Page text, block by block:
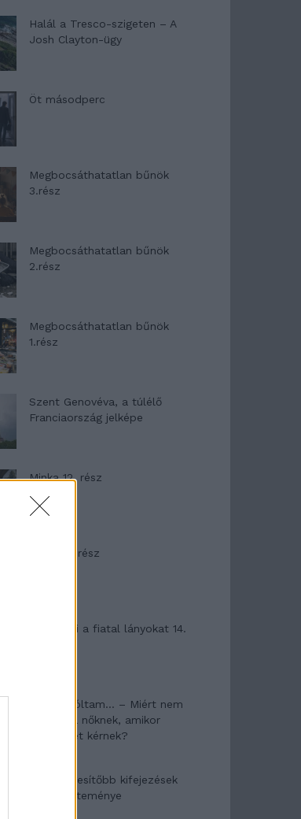
Halál a Tresco-szigeten – A
Josh Clayton-ügy
Öt másodperc
Megbocsáthatatlan bűnök
3.rész
Megbocsáthatatlan bűnök
2.rész
Megbocsáthatatlan bűnök
1.rész
Szent Genovéva, a túlélő
Franciaország jelképe
Minka 12. rész
Minka 11. rész
T. szereti a fiatal lányokat 14.
Pedig szóltam… – Miért nem
hiszünk a nőknek, amikor
segítséget kérnek?
A legidegesítőbb kifejezések
laza gyűjteménye